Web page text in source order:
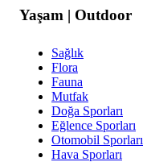
Yaşam | Outdoor
Sağlık
Flora
Fauna
Mutfak
Doğa Sporları
Eğlence Sporları
Otomobil Sporları
Hava Sporları